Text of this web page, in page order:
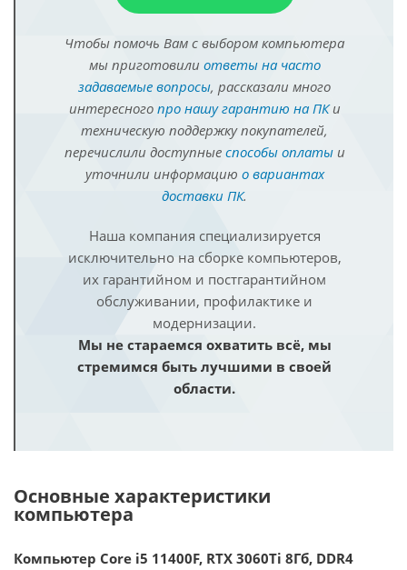
Чтобы помочь Вам с выбором компьютера
мы приготовили ответы на часто
задаваемые вопросы, рассказали много
интересного про нашу гарантию на ПКи
техническую поддержку покупателей,
перечислили доступные способы оплатыи
уточнили информацию о вариантах
доставки ПК.
Наша компания специализируется
исключительно на сборке компьютеров,
их гарантийном и постгарантийном
обслуживании, профилактике и
модернизации.
Мы не стараемся охватить всё, мы
стремимся быть лучшими в своей
области.
Основные характеристики
компьютера
Компьютер Core i5 11400F, RTX 3060Ti 8Гб, DDR4